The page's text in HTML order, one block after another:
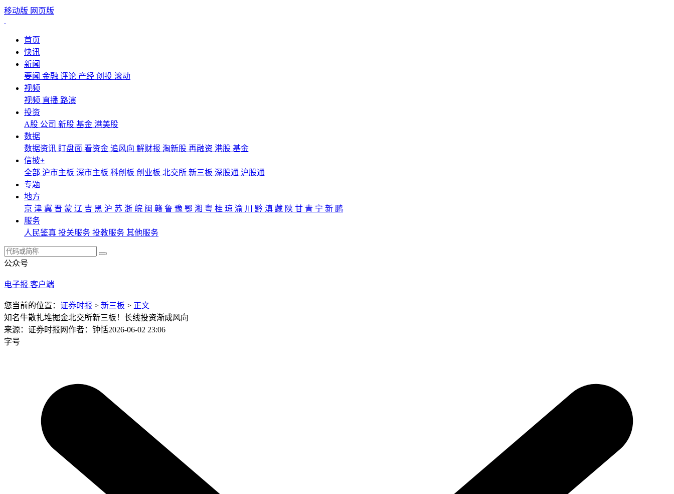
移动版 网页版
首页
快讯
新闻
要闻 金融 评论 产经 创投 滚动
视频
视频 直播 路演
投资
A股 公司 新股 基金 港美股
数据
数据资讯 盯盘面 看资金 追风向 解财报 淘新股 再融资 港股 基金
信披+
全部 沪市主板 深市主板 科创板 创业板 北交所 新三板 深股通 沪股通
专题
地方
京 津 冀 晋 蒙 辽 吉 黑 沪 苏 浙 皖 闽 赣 鲁 豫 鄂 湘 粤 桂 琼 渝 川 黔 滇 藏 陕 甘 青 宁 新 鹏
服务
人民鉴真 投关服务 投教服务 其他服务
公众号
电子报 客户端
您当前的位置： 证券时报 > 新三板 > 正文
知名牛散扎堆掘金北交所新三板！长线投资渐成风向
来源：证券时报网作者：钟恬2026-06-02 23:06
字号